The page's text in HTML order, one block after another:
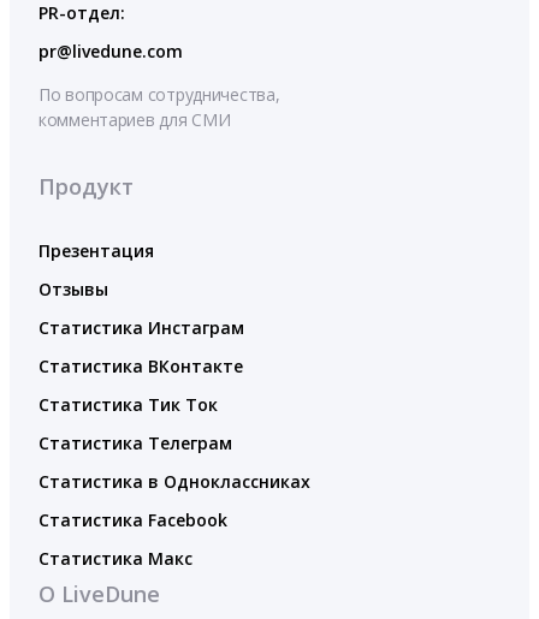
PR-отдел:
pr@livedune.com
По вопросам сотрудничества,
комментариев для СМИ
Продукт
Презентация
Отзывы
Статистика Инстаграм
Статистика ВКонтакте
Статистика Тик Ток
Статистика Телеграм
Статистика в Одноклассниках
Статистика Facebook
Статистика Макс
О LiveDune